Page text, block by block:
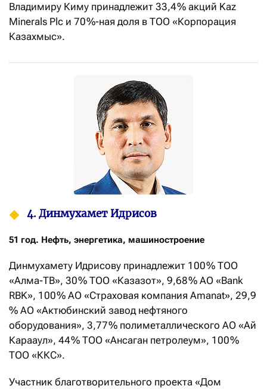
Владимиру Киму принадлежит 33,4 % акций Kaz
Minerals Plc и 70 %-ная доля в ТОО «Корпорация
Казахмыс».
4. Динмухамет Идрисов
51 год. Нефть, энергетика, машиностроение
Динмухамету Идрисову принадлежит 100 % ТОО
«Алма-ТВ», 30 % ТОО «Казазот», 9,68 % АО «Bank
RBK», 100 % АО «Страховая компания Amanat», 29,9
% АО «Актюбинский завод нефтяного
оборудования», 3,77 % полиметаллического АО «Ай
Карааул», 44 % ТОО «Ансаган петролеум», 100 %
ТОО «ККС».
Участник благотворительного проекта «Дом